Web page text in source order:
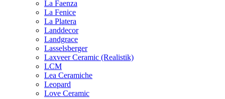
La Faenza
La Fenice
La Platera
Landdecor
Landgrace
Lasselsberger
Laxveer Ceramic (Realistik)
LCM
Lea Ceramiche
Leopard
Love Ceramic